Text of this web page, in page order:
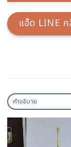
แอ็ด LINE ค
คำอธิบาย